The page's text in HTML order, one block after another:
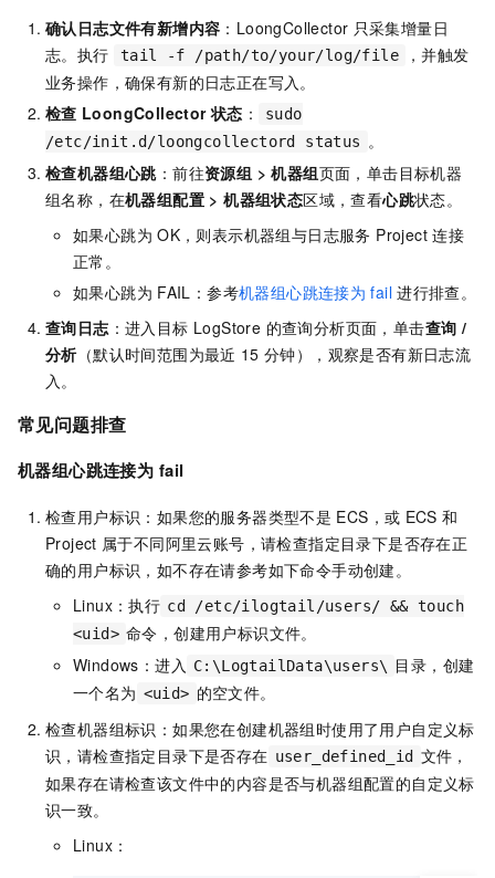
确认日志文件有新增内容 ：LoongCollector 只采集增量日
志。执行
tail -f /path/to/your/log/file
，并触发
业务操作，确保有新的日志正在写入。
检查 LoongCollector 状态 ：
sudo
/etc/init.d/loongcollectord status
。
检查机器组心跳：前往资源组 >机器组页面，单击目标机器
组名称，在机器组配置 >机器组状态区域，查看心跳状态。
如果心跳为 OK，则表示机器组与日志服务 Project 连接
正常。
如果心跳为 FAIL：参考机器组心跳连接为 fail 进行排查。
查询日志 ：进入目标 LogStore 的查询分析页面，单击查询 /
分析（默认时间范围为最近 15 分钟），观察是否有新日志流
入。
常见问题排查
机器组心跳连接为 fail
检查用户标识：如果您的服务器类型不是 ECS，或 ECS 和
Project 属于不同阿里云账号，请检查指定目录下是否存在正
确的用户标识，如不存在请参考如下命令手动创建。
Linux：执行 cd /etc/ilogtail/users/ && touch
<uid> 命令，创建用户标识文件。
Windows：进入 C:\LogtailData\users\ 目录，创建
一个名为 <uid> 的空文件。
检查机器组标识：如果您在创建机器组时使用了用户自定义标
识，请检查指定目录下是否存在 user_defined_id 文件，
如果存在请检查该文件中的内容是否与机器组配置的自定义标
识一致。
Linux：